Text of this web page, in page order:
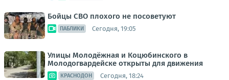
Бойцы СВО плохого не посоветуют
ПАБЛИКИ Сегодня, 19:05
Улицы Молодёжная и Коцюбинского в
Молодогвардейске открыты для движения
КРАСНОДОН Сегодня, 18:24